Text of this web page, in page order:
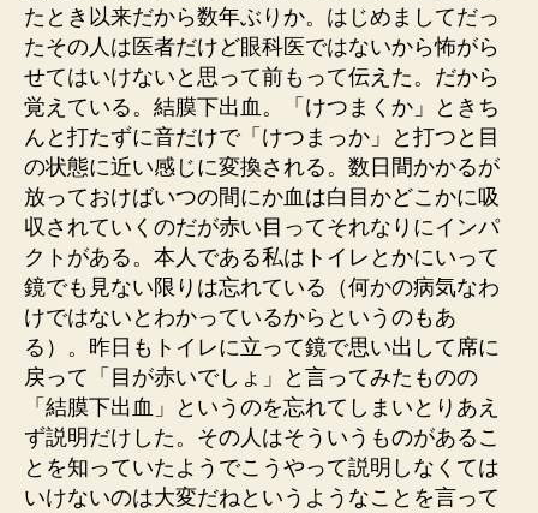
たとき以来だから数年ぶりか。はじめましてだっ
たその人は医者だけど眼科医ではないから怖がら
せてはいけないと思って前もって伝えた。だから
覚えている。結膜下出血。「けつまくか」ときち
んと打たずに音だけで「けつまっか」と打つと目
の状態に近い感じに変換される。数日間かかるが
放っておけばいつの間にか血は白目かどこかに吸
収されていくのだが赤い目ってそれなりにインパ
クトがある。本人である私はトイレとかにいって
鏡でも見ない限りは忘れている（何かの病気なわ
けではないとわかっているからというのもあ
る）。昨日もトイレに立って鏡で思い出して席に
戻って「目が赤いでしょ」と言ってみたものの
「結膜下出血」というのを忘れてしまいとりあえ
ず説明だけした。その人はそういうものがあるこ
とを知っていたようでこうやって説明しなくては
いけないのは大変だねというようなことを言って